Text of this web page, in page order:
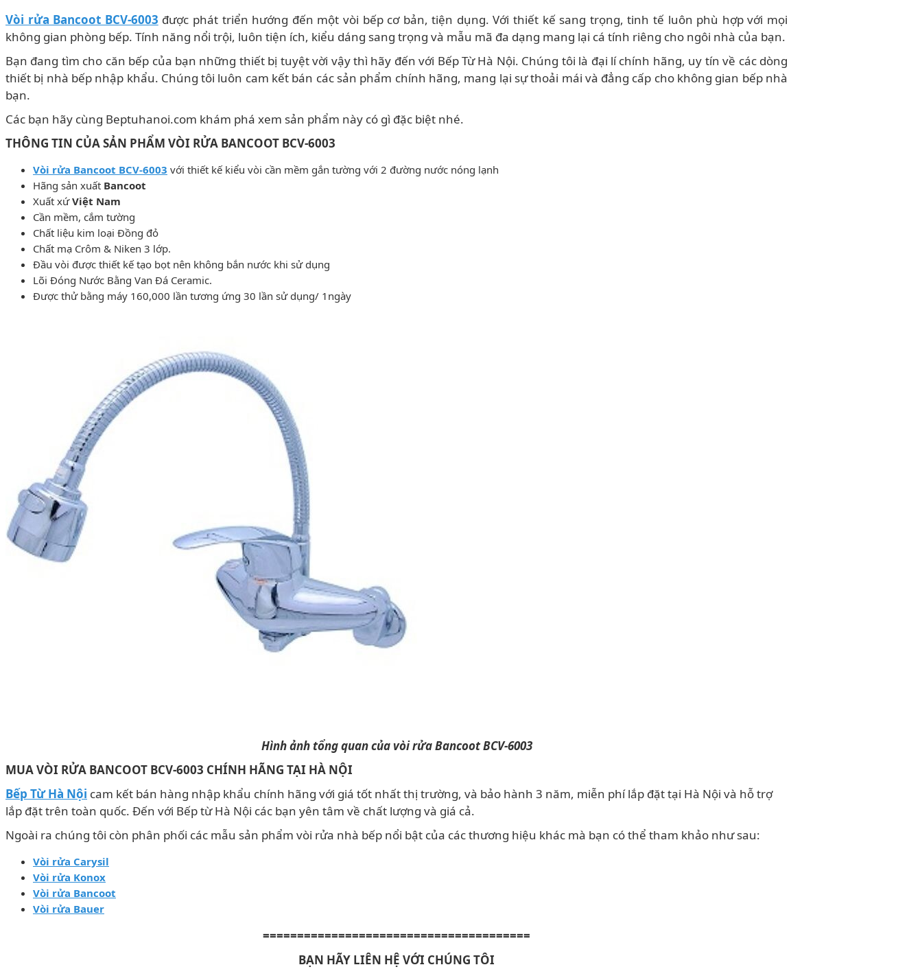
Vòi rửa Bancoot BCV-6003 được phát triển hướng đến một vòi bếp cơ bản, tiện dụng. Với thiết kế sang trọng, tinh tế luôn phù hợp với mọi
không gian phòng bếp. Tính năng nổi trội, luôn tiện ích, kiểu dáng sang trọng và mẫu mã đa dạng mang lại cá tính riêng cho ngôi nhà của bạn.
Bạn đang tìm cho căn bếp của bạn những thiết bị tuyệt vời vậy thì hãy đến với Bếp Từ Hà Nội. Chúng tôi là đại lí chính hãng, uy tín về các dòng
thiết bị nhà bếp nhập khẩu. Chúng tôi luôn cam kết bán các sản phẩm chính hãng, mang lại sự thoải mái và đẳng cấp cho không gian bếp nhà
bạn.
Các bạn hãy cùng Beptuhanoi.com khám phá xem sản phẩm này có gì đặc biệt nhé.
THÔNG TIN CỦA SẢN PHẨM VÒI RỬA BANCOOT BCV-6003
Vòi rửa Bancoot BCV-6003 với thiết kế kiểu vòi cần mềm gắn tường với 2 đường nước nóng lạnh
Hãng sản xuất Bancoot
Xuất xứViệt Nam
Cần mềm, cắm tường
Chất liệu kim loại Đồng đỏ
Chất mạ Crôm & Niken 3 lớp.
Đầu vòi được thiết kế tạo bọt nên không bắn nước khi sử dụng
Lõi Đóng Nước Bằng Van Đá Ceramic.
Được thử bằng máy 160,000 lần tương ứng 30 lần sử dụng/ 1ngày
Hình ảnh tổng quan của vòi rửa Bancoot BCV-6003
MUA VÒI RỬA BANCOOT BCV-6003 CHÍNH HÃNG TẠI HÀ NỘI
Bếp Từ Hà Nội cam kết bán hàng nhập khẩu chính hãng với giá tốt nhất thị trường, và bảo hành 3 năm, miễn phí lắp đặt tại Hà Nội và hỗ trợ
lắp đặt trên toàn quốc. Đến với Bếp từ Hà Nội các bạn yên tâm về chất lượng và giá cả.
Ngoài ra chúng tôi còn phân phối các mẫu sản phẩm vòi rửa nhà bếp nổi bật của các thương hiệu khác mà bạn có thể tham khảo như sau:
Vòi rửa Carysil
Vòi rửa Konox
Vòi rửa Bancoot
Vòi rửa Bauer
=======================================
BẠN HÃY LIÊN HỆ VỚI CHÚNG TÔI